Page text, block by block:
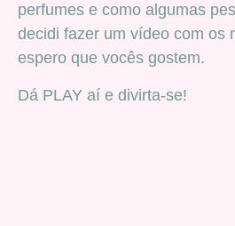
perfumes e como algumas
decidi fazer um vídeo com os
espero que vocês gostem.
Dá PLAY aí e divirta-se!